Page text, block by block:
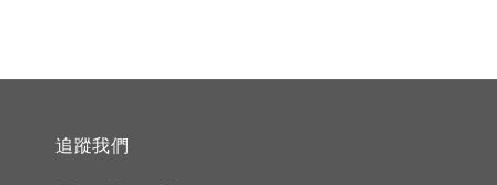
追蹤我們